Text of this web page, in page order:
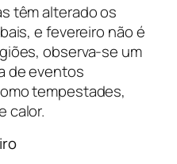
têm alterado os
e fevereiro não é
observa-se um
de eventos
tempestades,
calor.